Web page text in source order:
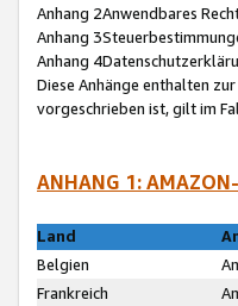
Anhang 2Anwendbares
Anhang
Anhang
Diese Anhänge enthalten
vorgeschrieben ist, gilt im
ANHANG 1:
Land
Belgien
Frankreich